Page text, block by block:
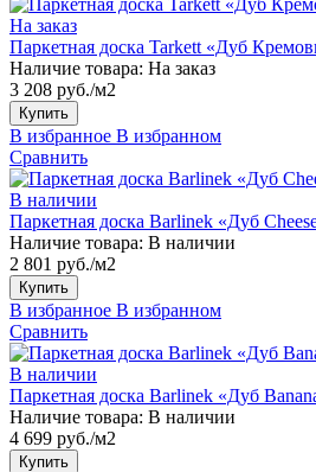
На заказ
Паркетная доска Tarkett «Дуб
Наличие товара: На заказ
3 208 руб./м2
Купить
В избранное В избранном
Сравнить
В наличии
Паркетная доска Barlinek «Дуб
Наличие товара: В наличии
2 801 руб./м2
Купить
В избранное В избранном
Сравнить
В наличии
Паркетная доска Barlinek «Дуб
Наличие товара: В наличии
4 699 руб./м2
Купить